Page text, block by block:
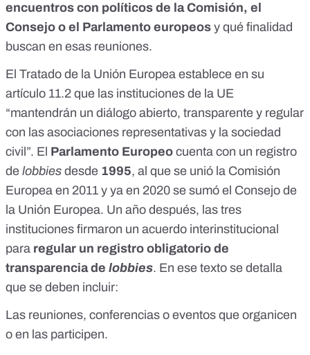
encuentros con políticos de la Comisión, el
Consejo o el Parlamento europeos y qué finalidad
buscan en esas reuniones.
El Tratado de la Unión Europea establece en su
artículo 11.2 que las instituciones de la UE
“mantendrán un diálogo abierto, transparente y regular
con las asociaciones representativas y la sociedad
civil”. El Parlamento Europeo cuenta con un registro
de lobbies desde 1995, al que se unió la Comisión
Europea en 2011 y ya en 2020 se sumó el Consejo de
la Unión Europea. Un año después, las tres
instituciones firmaron un acuerdo interinstitucional
para regular un registro obligatorio de
transparencia de lobbies. En ese texto se detalla
que se deben incluir:
Las reuniones, conferencias o eventos que organicen
o en las participen.